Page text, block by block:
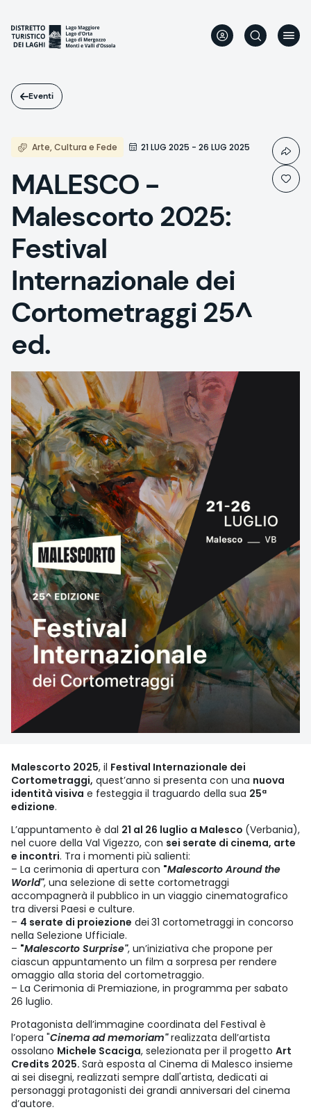
contenuto
principale
Eventi
Arte, Cultura e Fede 21 LUG 2025 - 26 LUG 2025
MALESCO -
Malescorto 2025:
Festival
Internazionale dei
Cortometraggi 25^
ed.
Malescorto 2025, il Festival Internazionale dei
Cortometraggi, quest’anno si presenta con una nuova
identità visiva e festeggia il traguardo della sua 25ª
edizione.
L’appuntamento è dal 21 al 26 luglio a Malesco (Verbania),
nel cuore della Val Vigezzo, con sei serate di cinema, arte
e incontri. Tra i momenti più salienti:
– La cerimonia di apertura con "Malescorto Around the
World", una selezione di sette cortometraggi
accompagnerà il pubblico in un viaggio cinematografico
tra diversi Paesi e culture.
– 4 serate di proiezione dei 31 cortometraggi in concorso
nella Selezione Ufficiale.
– "Malescorto Surprise", un’iniziativa che propone per
ciascun appuntamento un film a sorpresa per rendere
omaggio alla storia del cortometraggio.
– La Cerimonia di Premiazione, in programma per sabato
26 luglio.
Protagonista dell’immagine coordinata del Festival è
l’opera "Cinema ad memoriam"realizzata dell’artista
ossolano Michele Scaciga, selezionata per il progetto Art
Credits 2025. Sarà esposta al Cinema di Malesco insieme
ai sei disegni, realizzati sempre dall'artista, dedicati ai
personaggi protagonisti dei grandi anniversari del cinema
d’autore.